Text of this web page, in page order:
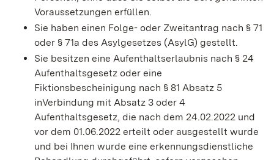
Voraussetzungen erfüllen.
Sie haben einen Folge- oder Zweitantrag nach § 71
oder § 71a des Asylgesetzes (AsylG) gestellt.
Sie besitzen eine Aufenthaltserlaubnis nach § 24
Aufenthaltsgesetz oder eine
Fiktionsbescheinigung nach § 81 Absatz 5
inVerbindung mit Absatz 3 oder 4
Aufenthaltsgesetz, die nach dem 24.02.2022 und
vor dem 01.06.2022 erteilt oder ausgestellt wurde
und bei Ihnen wurde eine erkennungsdienstliche